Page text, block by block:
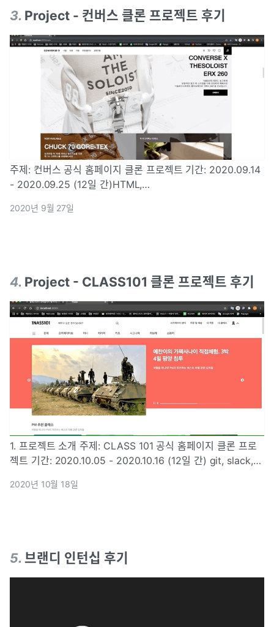
3. Project - 컨버스 클론 프로젝트 후기
주제: 컨버스 공식 홈페이지 클론 프로젝트 기간: 2020.09.14
- 2020.09.25 (12일 간)HTML,
promotion banner, footer 레이아웃Navigation bar
2020년 9월 27일
4. Project - CLASS101 클론 프로젝트 후기
1. 프로젝트 소개 주제: CLASS 101 공식 홈페이지 클론 프로
젝트 기간: 2020.10.05 - 2020.10.16 (12일 간) git, slack,
CSS JavaScript(ES6+
2020년 10월 18일
5. 브랜디 인턴십 후기